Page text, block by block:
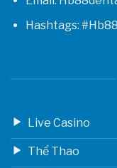
Hashtags:
Live Casino
Thể Thao